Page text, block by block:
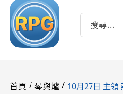
首頁 / 琴與爐 / 10月27日 主領